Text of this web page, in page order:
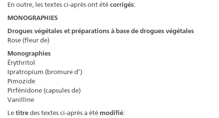
En outre, les textes ci-après ont étécorrigés:
MONOGRAPHIES
Drogues végétales et préparations à base de drogues végétales
Rose (fleur de)
Monographies
Érythritol
Ipratropium (bromure d’)
Pimozide
Pirfénidone (capsules de)
Vanilline
Letitredes textes ci-après a été modifié: